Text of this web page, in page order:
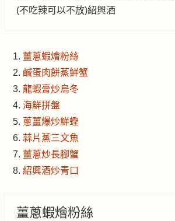
(不吃辣可以不放)紹興酒
薑蔥蝦燴粉絲
鹹蛋肉餅蒸鮮蟹
龍蝦膏炒烏冬
海鮮拼盤
蔥薑爆炒鮮蟶
蒜片蒸三文魚
薑蔥炒長腳蟹
紹興酒炒青口
薑蔥蝦燴粉絲